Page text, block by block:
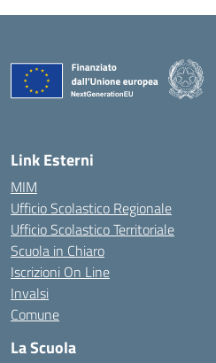
Link Esterni
MIM
Ufficio Scolastico Regionale
Ufficio Scolastico Territoriale
Scuola in Chiaro
Iscrizioni On Line
Invalsi
Comune
La Scuola